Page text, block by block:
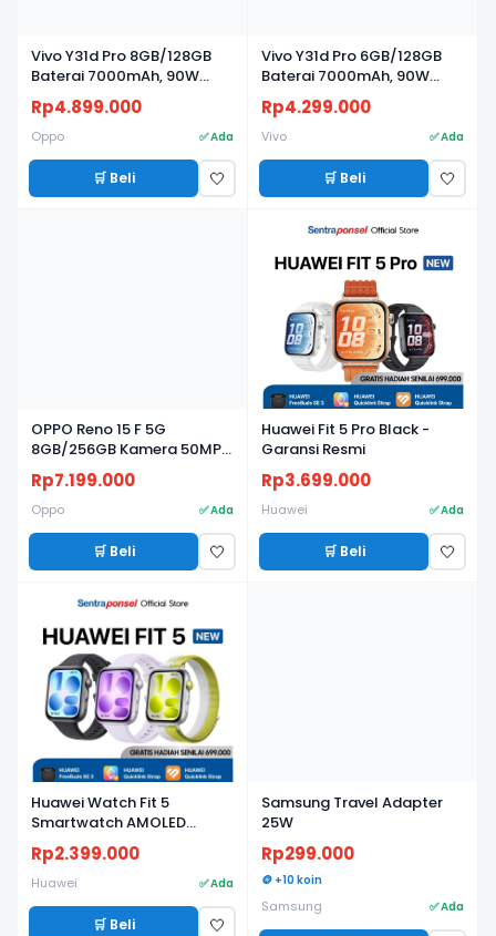
Vivo Y31d Pro 8GB/128GB
Baterai 7000mAh, 90W
FlashCharge, Kamera 50MP
Rp4.899.000
Oppo ✅ Ada
🛒 Beli 🤍
Vivo Y31d Pro 6GB/128GB
Baterai 7000mAh, 90W
FlashCharge, Kamera 50MP
Rp4.299.000
Vivo ✅ Ada
🛒 Beli 🤍
OPPO Reno 15 F 5G
8GB/256GB Kamera 50MP,
Baterai 7000mAh, Layar
AMOLED 120Hz
Rp7.199.000
Oppo ✅ Ada
🛒 Beli 🤍
Huawei Fit 5 Pro Black -
Garansi Resmi
Rp3.699.000
Huawei ✅ Ada
🛒 Beli 🤍
Huawei Watch Fit 5
Smartwatch AMOLED
Ringan, Baterai Tahan
Lama, Fitness & Health
Tracker - Garansi Resmi
Rp2.399.000
Huawei ✅ Ada
🛒 Beli 🤍
Samsung Travel Adapter
25W
Rp299.000
🪙 +10 koin
Samsung ✅ Ada